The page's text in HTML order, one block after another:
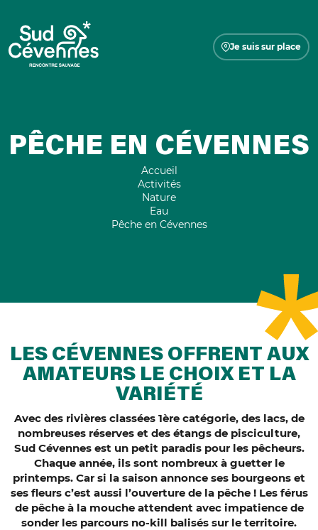
Je suis sur place
PÊCHE EN CÉVENNES
Accueil
Activités
Nature
Eau
Pêche en Cévennes
LES CÉVENNES OFFRENT AUX
AMATEURS LE CHOIX ET LA
VARIÉTÉ
Avec des rivières classées 1ère catégorie, des lacs, de
nombreuses réserves et des étangs de pisciculture,
Sud Cévennes est un petit paradis pour les pêcheurs.
Chaque année, ils sont nombreux à guetter le
printemps. Car si la saison annonce ses bourgeons et
ses fleurs c’est aussi l’ouverture de la pêche ! Les férus
de pêche à la mouche attendent avec impatience de
sonder les parcours no-kill balisés sur le territoire.